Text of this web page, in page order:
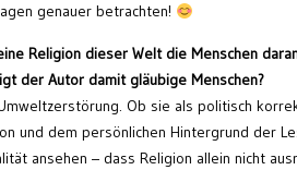
genauer betrachten!
Religion dieser Welt die Menschen
der Autor damit gläubige Menschen?
Ob sie als politisch
und dem persönlichen Hintergrund der
ansehen – dass Religion allein nicht